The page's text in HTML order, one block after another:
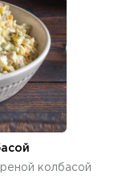
колбасой